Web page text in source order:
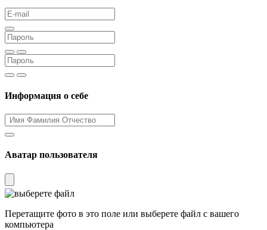
Информация о себе
Аватар пользователя
Перетащите фото в это поле или выберете файл с вашего
компьютера